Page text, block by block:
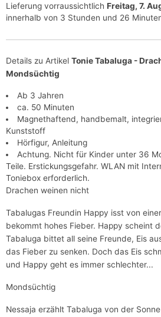
Lieferung vorraussichtlich Freitag, 7.
innerhalb von 3 Stunden und 26
Details zu Artikel Tonie Tabaluga -
Mondsüchtig
Ab 3 Jahren
ca. 50 Minuten
Magnethaftend, handbemalt,
Kunststoff
Hörfigur, Anleitung
Achtung. Nicht für Kinder unter 36
Teile. Erstickungsgefahr. WLAN mit
Toniebox erforderlich.
Drachen weinen nicht
Tabalugas Freundin Happy isst von
bekommt hohes Fieber. Happy scheint
Tabaluga bittet all seine Freunde, Eis
das Fieber zu senken. Doch das Eis
und Happy geht es immer schlechter...
Mondsüchtig
Nessaja erzählt Tabaluga von der